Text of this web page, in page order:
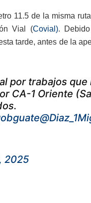
11.5 de la misma
Vial (Covial).
tarde, antes de la
por trabajos que
CA-1 Oriente
2025